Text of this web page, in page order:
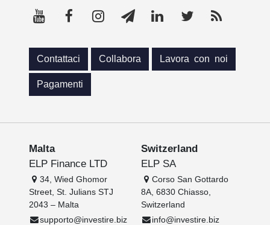
Contattaci Collabora Lavora con noi
Pagamenti
Malta
ELP Finance LTD
34, Wied Ghomor
Street, St. Julians STJ
2043 – Malta
supporto@investire.biz
Switzerland
ELP SA
Corso San Gottardo
8A, 6830 Chiasso,
Switzerland
info@investire.biz